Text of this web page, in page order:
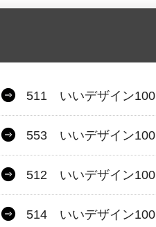
511 いいデザイン100
553 いいデザイン100
512 いいデザイン100
514 いいデザイン100